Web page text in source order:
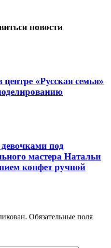
новости
«Русская семья»
под
мастера Натальи
конфет ручной
Обязательные поля